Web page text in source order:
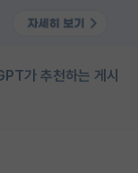
가 추천하는 게시